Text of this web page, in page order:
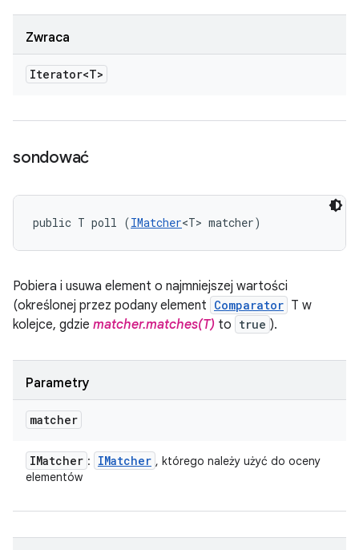
Zwraca
Iterator<T>
sondować
public T poll (IMatcher<T> matcher)
Pobiera i usuwa element o najmniejszej wartości
(określonej przez podany element Comparator T w
kolejce, gdzie matcher.matches(T) to true ).
Parametry
matcher
IMatcher : IMatcher , którego należy użyć do oceny
elementów